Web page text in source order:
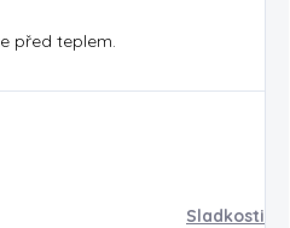
před teplem.
Sladkosti